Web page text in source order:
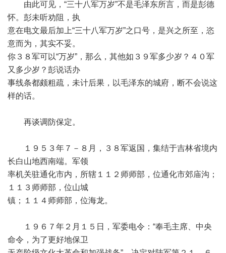
由此可见，“三十八军万岁”不是毛泽东所言，而是彭德
怀。彭未听劝阻，执
意在电文最后加上“三十八军万岁”之口号，是兴之所至，恣
意而为，其实不妥。
你３８军可以“万岁”，那么，其他如３９军多少岁？４０军
又多少岁？彭说话办
事线条都颇粗疏，未计后果，以毛泽东的城府，断不会说这
样的话。
再谈调防保定。
１９５３年７－８月，３８军返国，集结于吉林省境内
长白山地西南端。军领
率机关驻通化市内，所辖１１２师师部，位通化市郊庙沟；
１１３师师部，位山城
镇；１１４师师部，位海龙。
１９６７年２月１５日，军委电令：“奉毛主席、中央
命令，为了更好地保卫